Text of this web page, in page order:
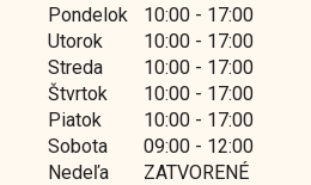
Pondelok
10:00 - 17:00
Utorok
10:00 - 17:00
Streda
10:00 - 17:00
Štvrtok
10:00 - 17:00
Piatok
10:00 - 17:00
Sobota
09:00 - 12:00
Nedeľa
ZATVORENÉ